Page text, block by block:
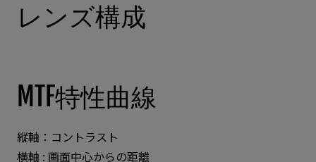
レンズ構成
MTF特性曲線
縦軸：コントラスト
横軸 : 画面中心からの距離